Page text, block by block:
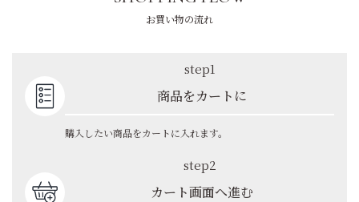
お買い物の流れ
step1
商品をカートに
購入したい商品をカートに入れます。
step2
カート画面へ進む